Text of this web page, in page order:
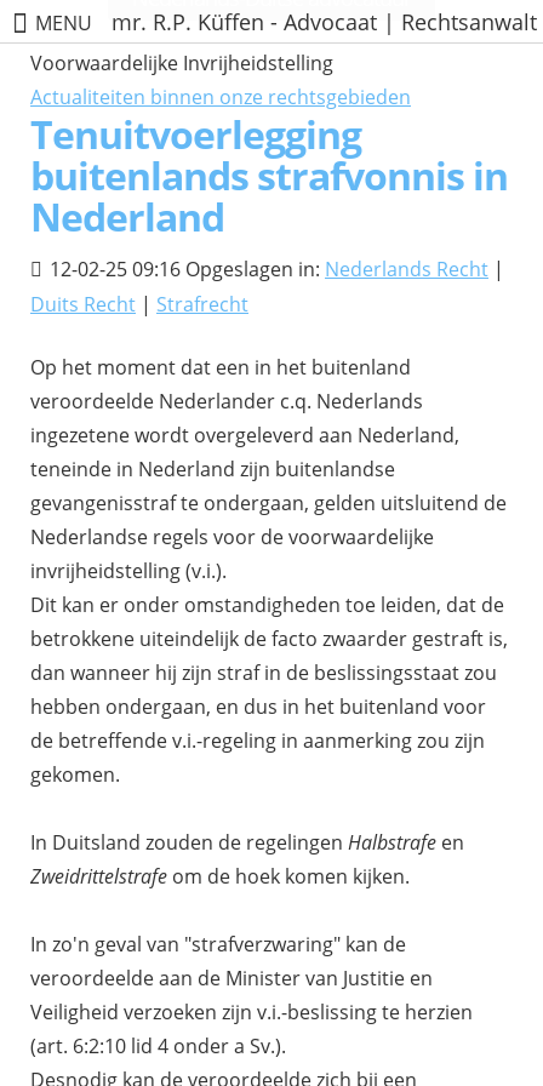
MENU mr. R.P. Küffen - Advocaat | Rechtsanwalt
Voorwaardelijke Invrijheidstelling
Actualiteiten binnen onze rechtsgebieden
Tenuitvoerlegging
buitenlands strafvonnis in
Nederland
12-02-25 09:16 Opgeslagen in: Nederlands Recht |
Duits Recht | Strafrecht
Op het moment dat een in het buitenland
veroordeelde Nederlander c.q. Nederlands
ingezetene wordt overgeleverd aan Nederland,
teneinde in Nederland zijn buitenlandse
gevangenisstraf te ondergaan, gelden uitsluitend de
Nederlandse regels voor de voorwaardelijke
invrijheidstelling (v.i.).
Dit kan er onder omstandigheden toe leiden, dat de
betrokkene uiteindelijk de facto zwaarder gestraft is,
dan wanneer hij zijn straf in de beslissingsstaat zou
hebben ondergaan, en dus in het buitenland voor
de betreffende v.i.-regeling in aanmerking zou zijn
gekomen.
In Duitsland zouden de regelingen Halbstrafe en
Zweidrittelstrafe om de hoek komen kijken.
In zo'n geval van "strafverzwaring" kan de
veroordeelde aan de Minister van Justitie en
Veiligheid verzoeken zijn v.i.-beslissing te herzien
(art. 6:2:10 lid 4 onder a Sv.).
Desnodig kan de veroordeelde zich bij een